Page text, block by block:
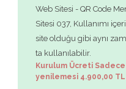
Web Sitesi - QR Code
Sitesi 037, Kullanımı
site olduğu gibi aynı
ta kullanılabilir.
Kurulum Ücreti Sadece
yenilemesi 4.900,00 TL